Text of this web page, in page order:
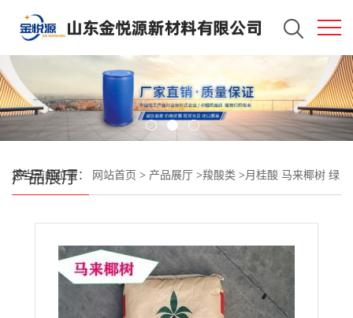
产品展厅
您当前的位置： 网站首页 > 产品展厅 >羧酸类 > 月桂酸 马来椰树 绿